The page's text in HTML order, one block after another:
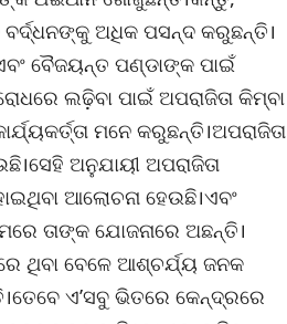
ଅଧିକ ପସନ୍ଦ କରୁଛନ୍ତି।
ବୈଜୟନ୍ତ ପଣ୍ଡାଙ୍କ ପାଇଁ
ଲଢ଼ିବା ପାଇଁ ଅପରାଜିତା କିମ୍ବା
ମନେ କରୁଛନ୍ତି।ଅପରାଜିତା
ଅନୁଯାୟୀ ଅପରାଜିତା
ଆଲୋଚନା ହେଉଛି।ଏବଂ
ତାଙ୍କ ଯୋଜନାରେ ଅଛନ୍ତି।
ଥିବା ବେଳେ ଆଶ୍ଚର୍ଯ୍ୟ ଜନକ
ଏ’ସବୁ ଭିତରେ କେନ୍ଦ୍ରରେ